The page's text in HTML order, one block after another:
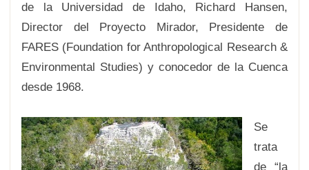
de la Universidad de Idaho, Richard Hansen,
Director del Proyecto Mirador, Presidente de
FARES (Foundation for Anthropological Research &
Environmental Studies) y conocedor de la Cuenca
desde 1968.
Se
trata
de “la